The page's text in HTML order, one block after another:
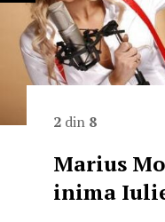
2 din 8
Marius
inima